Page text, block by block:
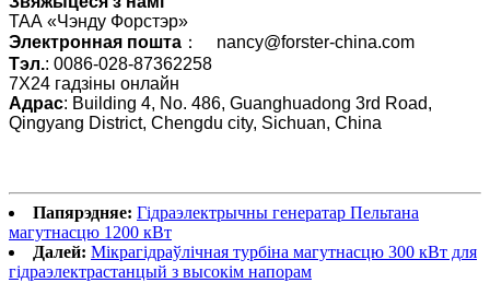
ТАА «Чэнду Форстэр»
Электронная пошта ： nancy@forster-china.com
Тэл.: 0086-028-87362258
7X24 гадзіны онлайн
Адрас: Building 4, No. 486, Guanghuadong 3rd Road,
Qingyang District, Chengdu city, Sichuan, China
Папярэдняе: Гідраэлектрычны генератар Пельтана
магутнасцю 1200 кВт
Далей: Мікрагідраўлічная турбіна магутнасцю 300 кВт для
гідраэлектрастанцый з высокім напорам